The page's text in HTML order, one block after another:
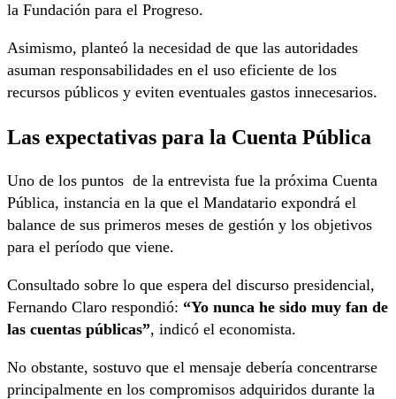
la Fundación para el Progreso.
Asimismo, planteó la necesidad de que las autoridades
asuman responsabilidades en el uso eficiente de los
recursos públicos y eviten eventuales gastos innecesarios.
Las expectativas para la Cuenta Pública
Uno de los puntos de la entrevista fue la próxima Cuenta
Pública, instancia en la que el Mandatario expondrá el
balance de sus primeros meses de gestión y los objetivos
para el período que viene.
Consultado sobre lo que espera del discurso presidencial,
Fernando Claro respondió: “Yo nunca he sido muy fan de
las cuentas públicas”, indicó el economista.
No obstante, sostuvo que el mensaje debería concentrarse
principalmente en los compromisos adquiridos durante la